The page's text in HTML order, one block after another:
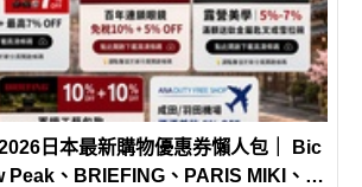
日本最新購物優惠券懶人包｜ Bic
、BRIEFING、PARIS MIKI、